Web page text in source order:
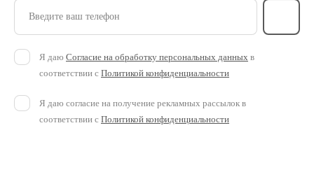
Введите ваш телефон
Я даю Согласие на обработку персональных данных в
соответствии с Политикой конфиденциальности
Я даю согласие на получение рекламных рассылок в
соответствии с Политикой конфиденциальности